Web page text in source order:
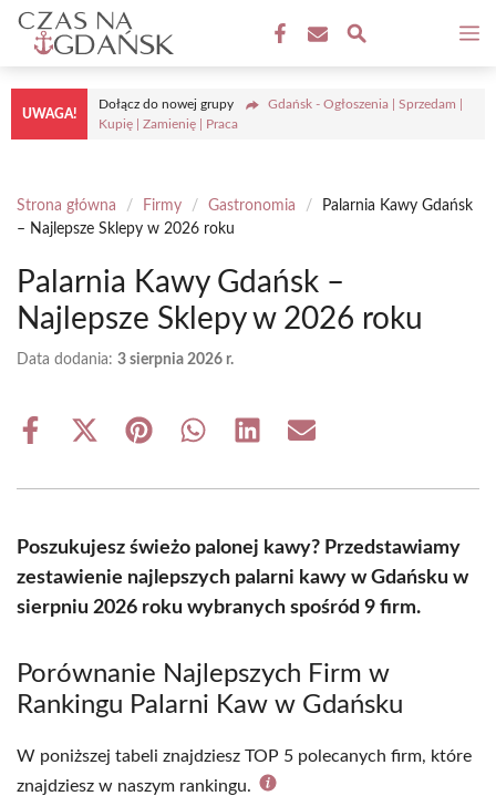
Przejdź
treści
UWAGA!
Dołącz do nowej grupy
Gdańsk - Ogłoszenia | Sprzedam |
Kupię | Zamienię | Praca
Strona główna / Firmy / Gastronomia /
Palarnia Kawy Gdańsk
– Najlepsze Sklepy w 2026 roku
Palarnia Kawy Gdańsk –
Najlepsze Sklepy w 2026 roku
Data dodania: 3 sierpnia 2026 r.
Share
Share
(Twitter)
Share Share Share Share
Poszukujesz świeżo palonej kawy? Przedstawiamy
zestawienie najlepszych palarni kawy w Gdańsku w
sierpniu 2026 roku wybranych spośród 9 firm.
Porównanie Najlepszych Firm w
Rankingu Palarni Kaw w Gdańsku
W poniższej tabeli znajdziesz TOP 5 polecanych firm, które
znajdziesz w naszym rankingu.